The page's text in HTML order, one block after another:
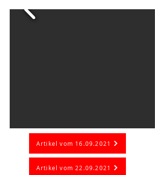
Artikel vom 16.09.2021
Artikel vom 22.09.2021